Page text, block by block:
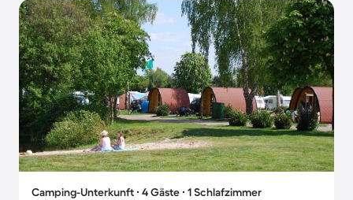
Camping-Unterkunft ∙ 4 Gäste ∙ 1 Schlafzimmer